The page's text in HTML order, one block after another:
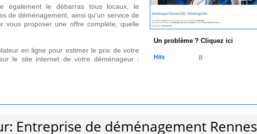
également le débarras tous locaux, le
de déménagement, ainsi qu'un service de
vous proposer une offre complète, quelle
en ligne pour estimer le prix de votre
le site internet de votre déménageur :
Un problème ? Cliquez ici
Hits 8
Entreprise de déménagement Rennes